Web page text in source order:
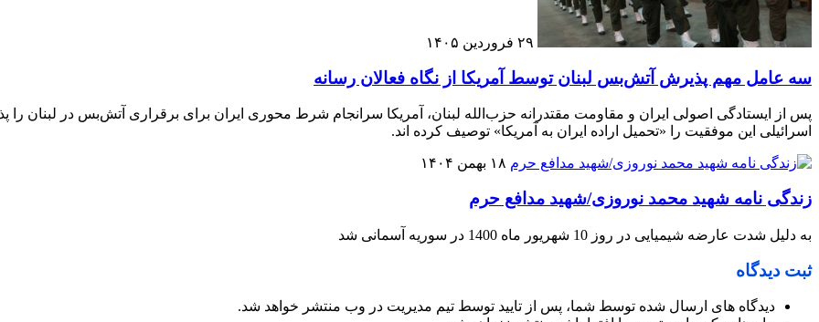
۲۹ فروردین ۱۴۰۵
سه عامل مهم پذیرش آتش‌بس لبنان توسط آمریکا از نگاه فعالان رسانه
پس از ایستادگی اصولی ایران و مقاومت مقتدرانه حزب‌الله لبنان، آمریکا سرانجام شرط محوری ایران برای برقراری آتش‌بس در لبنان را
اسرائیلی این موفقیت را «تحمیل اراده ایران به آمریکا» توصیف کرده اند.
۱۸ بهمن ۱۴۰۴
زندگی نامه شهید محمد نوروزی/شهید مدافع حرم
به دلیل شدت عارضه شیمیایی در روز 10 شهریور ماه 1400 در سوریه آسمانی شد
ثبت دیدگاه
دیدگاه های ارسال شده توسط شما، پس از تایید توسط تیم مدیریت در وب منتشر خواهد شد.